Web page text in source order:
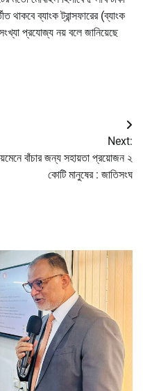
থাকবে ব্যাংক ট্রান্সফারের (ব্যাংক
প্রযোজ্য নয় বলে জানিয়েছে
Next:
বাঁচার জন্য সহায়তা প্রয়োজন ২
কোটি মানুষের : জাতিসংঘ